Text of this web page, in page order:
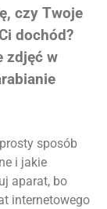
czy Twoje
dochód?
zdjęć w
sposób
i jakie
aparat, bo
internetowego